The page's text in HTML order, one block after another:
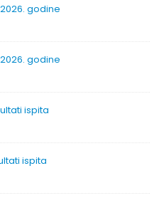
godine
godine
ispita
ispita